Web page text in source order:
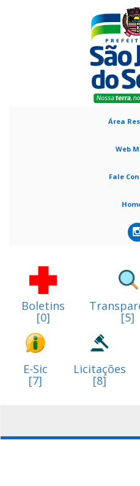
Área
Web
Fale
Boletins
[0] [5]
E-Sic
[7]
Licitações
[8]